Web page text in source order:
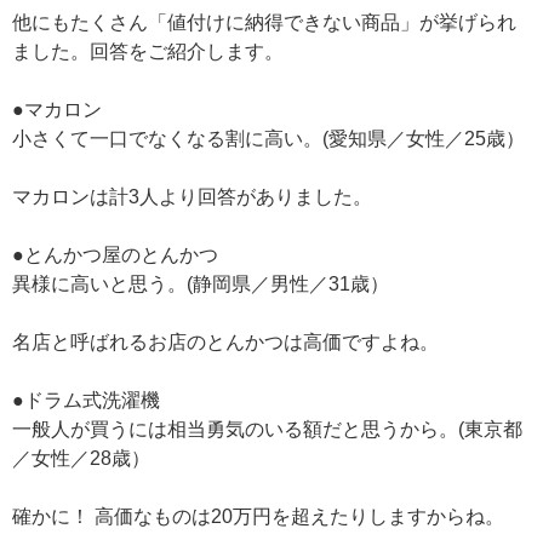
他にもたくさん「値付けに納得できない商品」が挙げられ
ました。回答をご紹介します。
●マカロン
小さくて一口でなくなる割に高い。(愛知県／女性／25歳）
マカロンは計3人より回答がありました。
●とんかつ屋のとんかつ
異様に高いと思う。(静岡県／男性／31歳）
名店と呼ばれるお店のとんかつは高価ですよね。
●ドラム式洗濯機
一般人が買うには相当勇気のいる額だと思うから。(東京都
／女性／28歳）
確かに！ 高価なものは20万円を超えたりしますからね。